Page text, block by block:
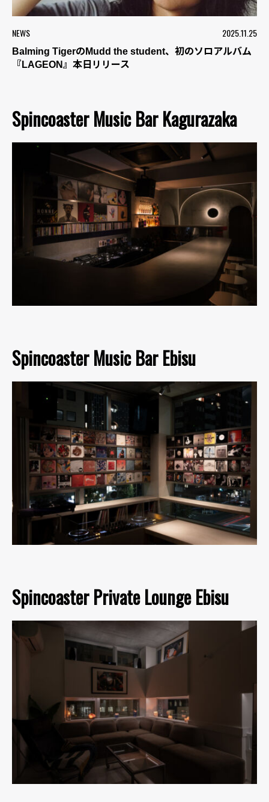
NEWS 2025.11.25
Balming TigerのMudd the student、初のソロアルバム
『LAGEON』本日リリース
Spincoaster Music Bar Kagurazaka
Spincoaster Music Bar Ebisu
Spincoaster Private Lounge Ebisu